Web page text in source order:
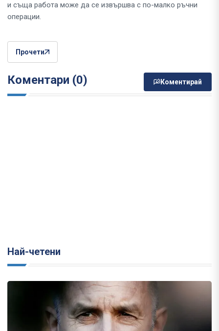
и съща работа може да се извършва с по-малко ръчни
операции.
Прочети
Коментари (0) Коментирай
Най-четени